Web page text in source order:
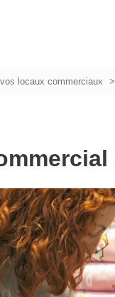
locaux commerciaux